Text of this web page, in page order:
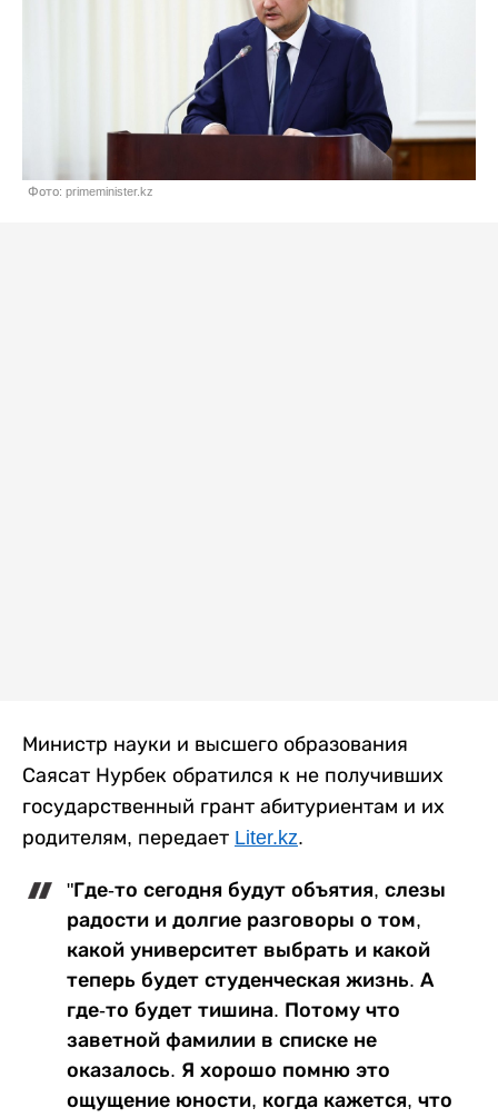
Фото: primeminister.kz
Министр науки и высшего образования
Саясат Нурбек обратился к не получивших
государственный грант абитуриентам и их
родителям, передает Liter.kz.
"Где-то сегодня будут объятия, слезы
радости и долгие разговоры о том,
какой университет выбрать и какой
теперь будет студенческая жизнь. А
где-то будет тишина. Потому что
заветной фамилии в списке не
оказалось. Я хорошо помню это
ощущение юности, когда кажется, что